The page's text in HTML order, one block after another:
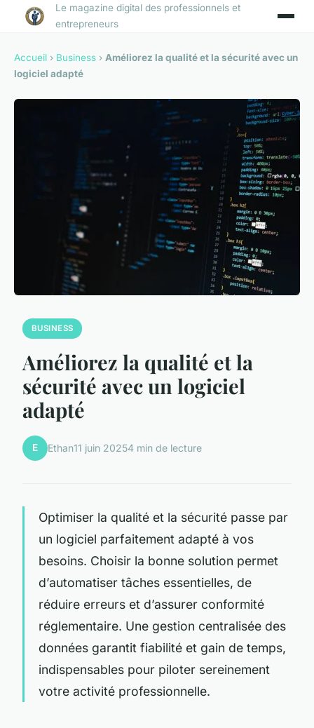
Le magazine digital des professionnels et
entrepreneurs
Accueil › Business › Améliorez la qualité et la sécurité avec un
logiciel adapté
BUSINESS
Améliorez la qualité et la
sécurité avec un logiciel
adapté
E Ethan11 juin 20254 min de lecture
Optimiser la qualité et la sécurité passe par
un logiciel parfaitement adapté à vos
besoins. Choisir la bonne solution permet
d’automatiser tâches essentielles, de
réduire erreurs et d’assurer conformité
réglementaire. Une gestion centralisée des
données garantit fiabilité et gain de temps,
indispensables pour piloter sereinement
votre activité professionnelle.